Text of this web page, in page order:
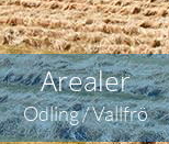
Arealer
Odling / Vallfrö